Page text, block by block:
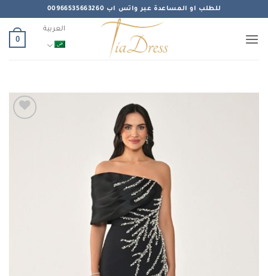
للطلب او المساعدة عبر واتس اب 00966535663260
العربية
0